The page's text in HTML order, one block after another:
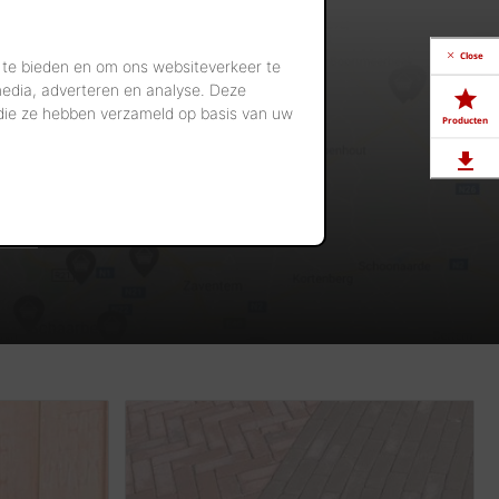
bieden en om ons websiteverkeer te
adverteren en analyse. Deze
ze hebben verzameld op basis van uw
Close
Producten